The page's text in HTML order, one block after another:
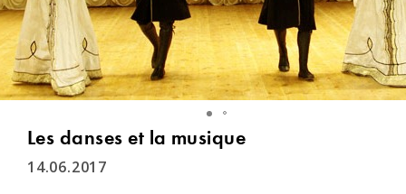
Les danses et la musique
14.06.2017